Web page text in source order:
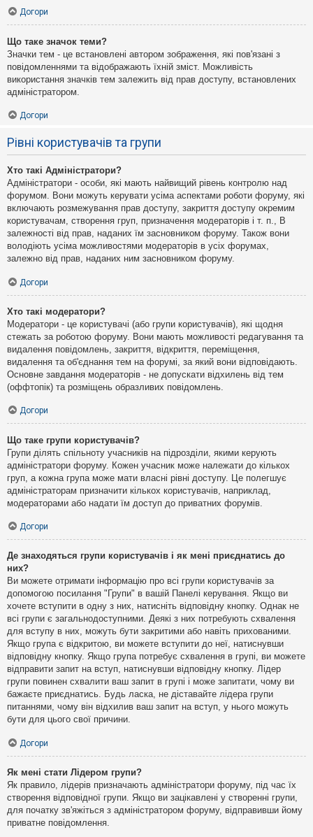
Догори
Що таке значок теми?
Значки тем - це встановлені автором зображення, які пов'язані з
повідомленнями та відображають їхній зміст. Можливість
використання значків тем залежить від прав доступу, встановлених
адміністратором.
Догори
Рівні користувачів та групи
Хто такі Адміністратори?
Адміністратори - особи, які мають найвищий рівень контролю над
форумом. Вони можуть керувати усіма аспектами роботи форуму, які
включають розмежування прав доступу, закриття доступу окремим
користувачам, створення груп, призначення модераторів і т. п., В
залежності від прав, наданих їм засновником форуму. Також вони
володіють усіма можливостями модераторів в усіх форумах,
залежно від прав, наданих ним засновником форуму.
Догори
Хто такі модератори?
Модератори - це користувачі (або групи користувачів), які щодня
стежать за роботою форуму. Вони мають можливості редагування та
видалення повідомлень, закриття, відкриття, переміщення,
видалення та об'єднання тем на форумі, за який вони відповідають.
Основне завдання модераторів - не допускати відхилень від тем
(оффтопік) та розміщень образливих повідомлень.
Догори
Що таке групи користувачів?
Групи ділять спільноту учасників на підрозділи, якими керують
адміністратори форуму. Кожен учасник може належати до кількох
груп, а кожна група може мати власні рівні доступу. Це полегшує
адміністраторам призначити кількох користувачів, наприклад,
модераторами або надати їм доступ до приватних форумів.
Догори
Де знаходяться групи користувачів і як мені приєднатись до
них?
Ви можете отримати інформацію про всі групи користувачів за
допомогою посилання "Групи" в вашій Панелі керування. Якщо ви
хочете вступити в одну з них, натисніть відповідну кнопку. Однак не
всі групи є загальнодоступними. Деякі з них потребують схвалення
для вступу в них, можуть бути закритими або навіть прихованими.
Якщо група є відкритою, ви можете вступити до неї, натиснувши
відповідну кнопку. Якщо група потребує схвалення в групі, ви можете
відправити запит на вступ, натиснувши відповідну кнопку. Лідер
групи повинен схвалити ваш запит в групі і може запитати, чому ви
бажаєте приєднатись. Будь ласка, не діставайте лідера групи
питаннями, чому він відхилив ваш запит на вступ, у нього можуть
бути для цього свої причини.
Догори
Як мені стати Лідером групи?
Як правило, лідерів призначають адміністратори форуму, під час їх
створення відповідної групи. Якщо ви зацікавлені у створенні групи,
для початку зв'яжіться з адміністратором форуму, відправивши йому
приватне повідомлення.